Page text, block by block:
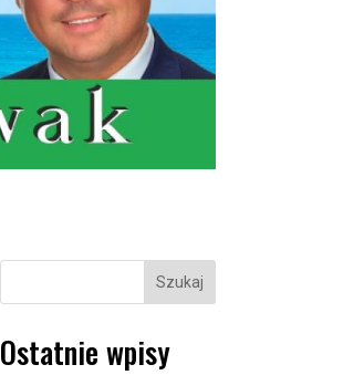
Szukaj
Ostatnie wpisy